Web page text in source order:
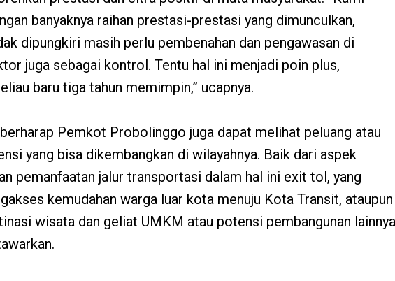
banyaknya raihan prestasi-prestasi yang dimunculkan,
dipungkiri masih perlu pembenahan dan pengawasan di
juga sebagai kontrol. Tentu hal ini menjadi poin plus,
baru tiga tahun memimpin,” ucapnya.
Pemkot Probolinggo juga dapat melihat peluang atau
yang bisa dikembangkan di wilayahnya. Baik dari aspek
pemanfaatan jalur transportasi dalam hal ini exit tol, yang
kemudahan warga luar kota menuju Kota Transit, ataupun
wisata dan geliat UMKM atau potensi pembangunan lainnya